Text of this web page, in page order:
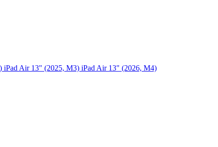
iPad Air 13" (2025, M3) iPad Air 13" (2026, M4)